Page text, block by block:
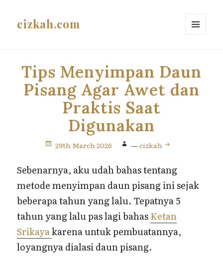
cizkah.com
Tips Menyimpan Daun
Pisang Agar Awet dan
Praktis Saat
Digunakan
29th March 2026 —cizkah
Sebenarnya, aku udah bahas tentang
metode menyimpan daun pisang ini sejak
beberapa tahun yang lalu. Tepatnya 5
tahun yang lalu pas lagi bahasKetan
Srikayakarena untuk pembuatannya,
loyangnya dialasi daun pisang.